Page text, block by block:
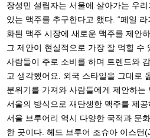
장성민 설립자는 서울에 살아가는 우
있는 맥주를 추구한다고 했다. “페일
화된 맥주 시장에 새로운 맥주를 제안
그 제안이 현실적으로 가장 잘 먹힐 수
사람들이 주로 소비를 하며 트렌드와
고 생각했어요. 외국 스타일을 그대로
분위기를 가져와 사람들에게 제안하는
서울의 방식으로 재탄생한 맥주를 제공
서울 브루어리 역시 다양한 국적과 문
한 곳이다. 헤드 브루어 조슈아 이스턴